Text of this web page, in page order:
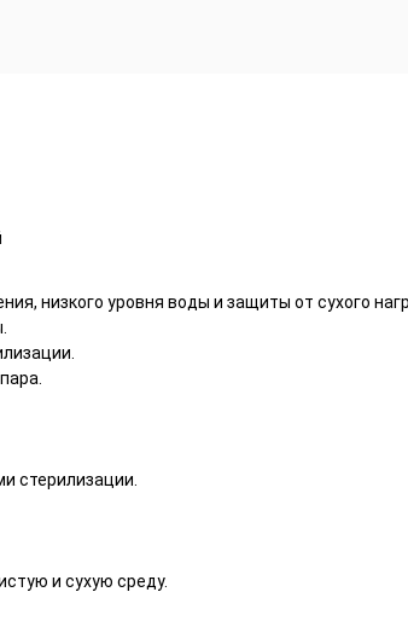
низкого уровня воды и защиты от сухого
стерилизации.
и сухую среду.